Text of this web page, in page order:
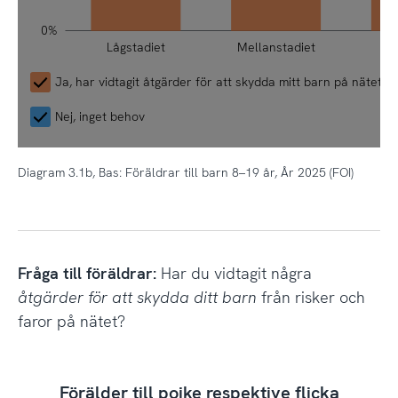
0%
Lågstadiet Mellanstadiet
Ja, har vidtagit åtgärder för att skydda mitt barn på nätet
Nej, inget behov
Diagram 3.1b, Bas: Föräldrar till barn 8–19 år, År 2025 (FOI)
Fråga till föräldrar:Har du vidtagit några
åtgärder för att skydda ditt barn från risker och
faror på nätet?
Förälder till pojke respektive flicka